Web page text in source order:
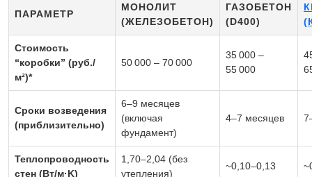
ПАРАМЕТР
МОНОЛИТ
(ЖЕЛЕЗОБЕТОН)
ГАЗОБЕТОН
(D400)
Стоимость
“коробки” (руб./
м²)*
50 000 – 70 000
35 000 –
55 000
Сроки возведения
(приблизительно)
6–9 месяцев
(включая
фундамент)
4–7 месяцев
Теплопроводность
стен (Вт/м·K)
1,70–2,04 (без
утепления)
~0,10–0,13